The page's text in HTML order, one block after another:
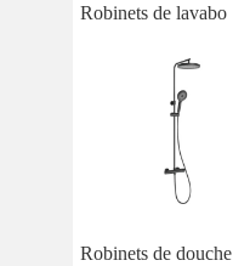
Robinets de lavabo
Robinets de douche